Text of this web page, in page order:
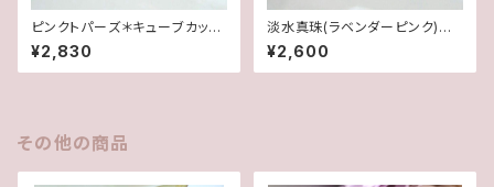
ピンクトパーズ＊キューブカット1
4Kgfピアス
¥2,830
淡水真珠(ラベンダーピンク)＊
グリッターピアス(14Kgf)
¥2,600
その他の商品